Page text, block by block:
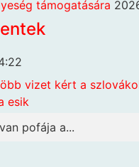
támogatására
vizet kért a
esik
pofája a...